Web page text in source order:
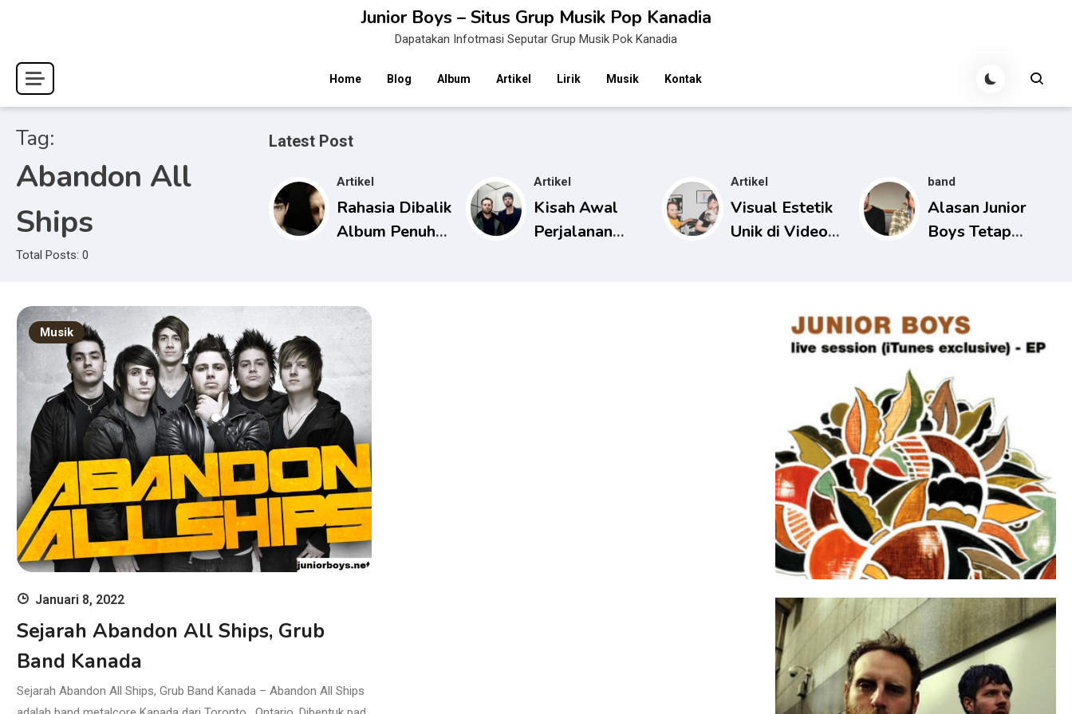
Junior Boys – Situs Grup Musik Pop Kanadia
Dapatakan Infotmasi Seputar Grup Musik Pok Kanadia
Home Blog Album Artikel Lirik Musik Kontak
Tag:
Abandon All
Ships
Total Posts: 0
Latest Post
Artikel
Rahasia Dibalik
Album Penuh
Boys
Artikel
Kisah Awal
Perjalanan
Artikel
Visual Estetik
Unik di Video
band
Alasan Junior
Boys Tetap
Musik
Januari 8, 2022
Sejarah Abandon All Ships, Grub
Band Kanada
Sejarah Abandon All Ships, Grub Band Kanada – Abandon All Ships